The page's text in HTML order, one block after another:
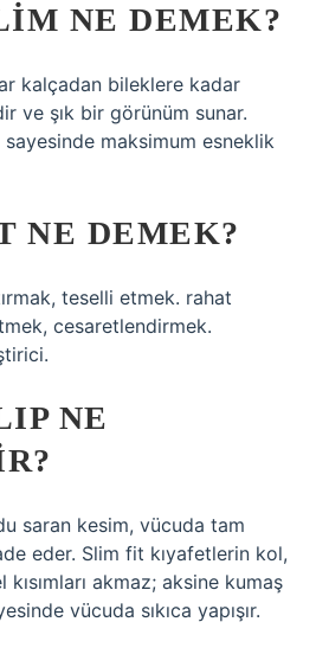
NE DEMEK?
kalçadan bileklere kadar
ve şık bir görünüm sunar.
maksimum esneklik
NE DEMEK?
teselli etmek. rahat
cesaretlendirmek.
NE
saran kesim, vücuda tam
eder. Slim fit kıyafetlerin kol,
akmaz; aksine kumaş
vücuda sıkıca yapışır.